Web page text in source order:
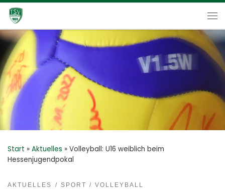
Zum Inhalt springen
Start » Aktuelles » Volleyball: U16 weiblich beim
Hessenjugendpokal
AKTUELLES SPORT VOLLEYBALL